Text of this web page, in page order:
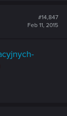
#14,847
Feb 11, 2015